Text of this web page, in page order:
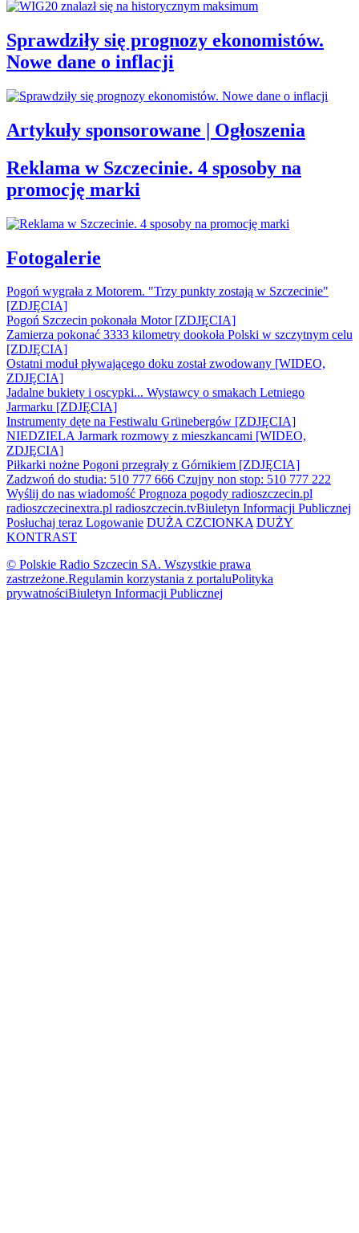
Sprawdziły się prognozy ekonomistów.
Nowe dane o inflacji
Artykuły sponsorowane | Ogłoszenia
Reklama w Szczecinie. 4 sposoby na
promocję marki
Fotogalerie
Pogoń wygrała z Motorem. "Trzy punkty zostają w Szczecinie"
[ZDJĘCIA]
Pogoń Szczecin pokonała Motor [ZDJĘCIA]
Zamierza pokonać 3333 kilometry dookoła Polski w szczytnym celu
[ZDJĘCIA]
Ostatni moduł pływającego doku został zwodowany [WIDEO,
ZDJĘCIA]
Jadalne bukiety i oscypki... Wystawcy o smakach Letniego
Jarmarku [ZDJĘCIA]
Instrumenty dęte na Festiwalu Grünebergów [ZDJĘCIA]
NIEDZIELA Jarmark rozmowy z mieszkancami [WIDEO,
ZDJĘCIA]
Piłkarki nożne Pogoni przegrały z Górnikiem [ZDJĘCIA]
Zadzwoń do studia: 510 777 666 Czujny non stop: 510 777 222
Wyślij do nas wiadomość Prognoza pogody radioszczecin.pl
radioszczecinextra.pl radioszczecin.tvBiuletyn Informacji Publicznej
Posłuchaj teraz Logowanie DUŻA CZCIONKA DUŻY
KONTRAST
© Polskie Radio Szczecin SA. Wszystkie prawa
zastrzeżone.Regulamin korzystania z portaluPolityka
prywatnościBiuletyn Informacji Publicznej